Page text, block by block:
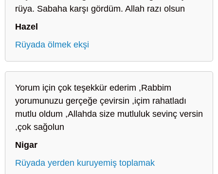
rüya. Sabaha karşı gördüm. Allah razı olsun
Hazel
Rüyada ölmek ekşi
Yorum için çok teşekkür ederim ,Rabbim
yorumunuzu gerçeğe çevirsin ,içim rahatladı
mutlu oldum ,Allahda size mutluluk sevinç versin
,çok sağolun
Nigar
Rüyada yerden kuruyemiş toplamak